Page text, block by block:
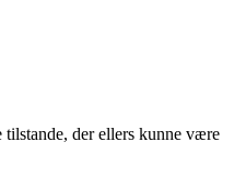
tilstande, der ellers kunne være